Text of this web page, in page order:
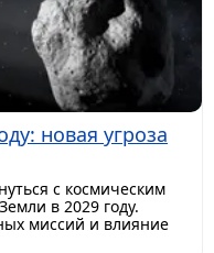
новая угроза
с космическим
в 2029 году.
миссий и влияние